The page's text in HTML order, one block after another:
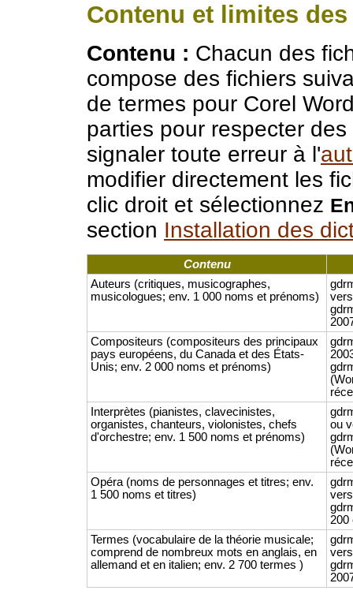
Contenu et limites
Contenu : Chacun des
compose des fichiers
de termes pour Corel
parties pour respecter
signaler toute erreur à l'
modifier directement les
clic droit et sélectionnez
section Installation des
Contenu
Auteurs (critiques, musicographes,
musicologues; env. 1 000 noms et prénoms)
Compositeurs (compositeurs des principaux
pays européens, du Canada et des États-
Unis; env. 2 000 noms et prénoms)
Interprètes (pianistes, clavecinistes,
organistes, chanteurs, violonistes, chefs
d'orchestre; env. 1 500 noms et prénoms)
ou
Opéra (noms de personnages et titres; env.
1 500 noms et titres)
200
Termes (vocabulaire de la théorie musicale;
comprend de nombreux mots en anglais, en
allemand et en italien; env. 2 700 termes )